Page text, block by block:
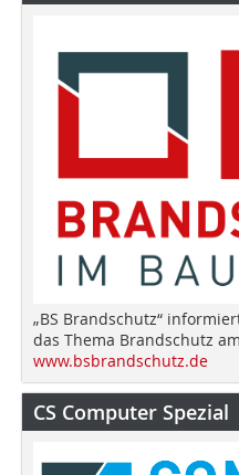
„BS Brandschutz“
das Thema Brandschutz
www.bsbrandschutz.de
CS Computer Spezial